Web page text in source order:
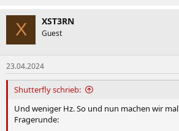
X XST3RN
Guest
23.04.2024
Shutterfly schrieb:
Und weniger Hz. So und nun machen wir
Fragerunde: